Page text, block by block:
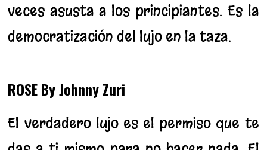
veces asusta a los principiantes. Es la
democratización del lujo en la taza.
ROSE By Johnny Zuri
El verdadero lujo es el permiso que te